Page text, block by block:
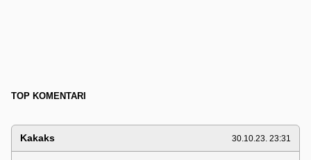
TOP KOMENTARI
Kakaks 30.10.23. 23:31